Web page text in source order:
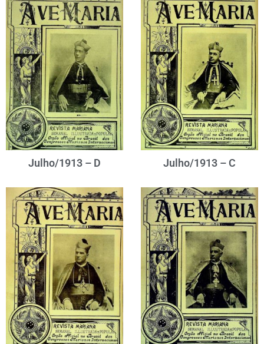
Julho/1913 – D Julho/1913 – C